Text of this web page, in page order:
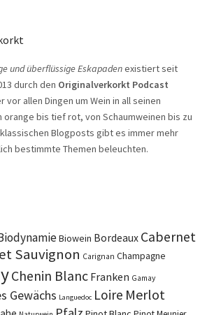
und überflüssige Eskapadenexistiert seit
durch den Originalverkorkt Podcast
vor allen Dingen um Wein in all seinen
orange bis tief rot, von Schaumweinen bis zu
Blogposts gibt es immer mehr
bestimmte Themen beleuchten.
Biowein Bordeaux Cabernet
Sauvignon Carignan Champagne
Chenin Blanc Franken Gamay
Gewächs Languedoc Loire Merlot